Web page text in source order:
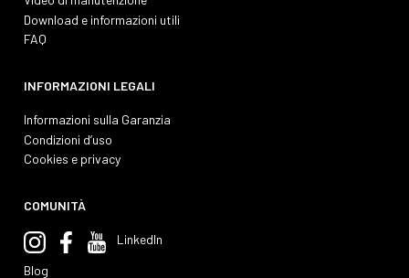
Download e informazioni utili
FAQ
INFORMAZIONI LEGALI
Informazioni sulla Garanzia
Condizioni d’uso
Cookies e privacy
COMUNITÀ
LinkedIn
Blog